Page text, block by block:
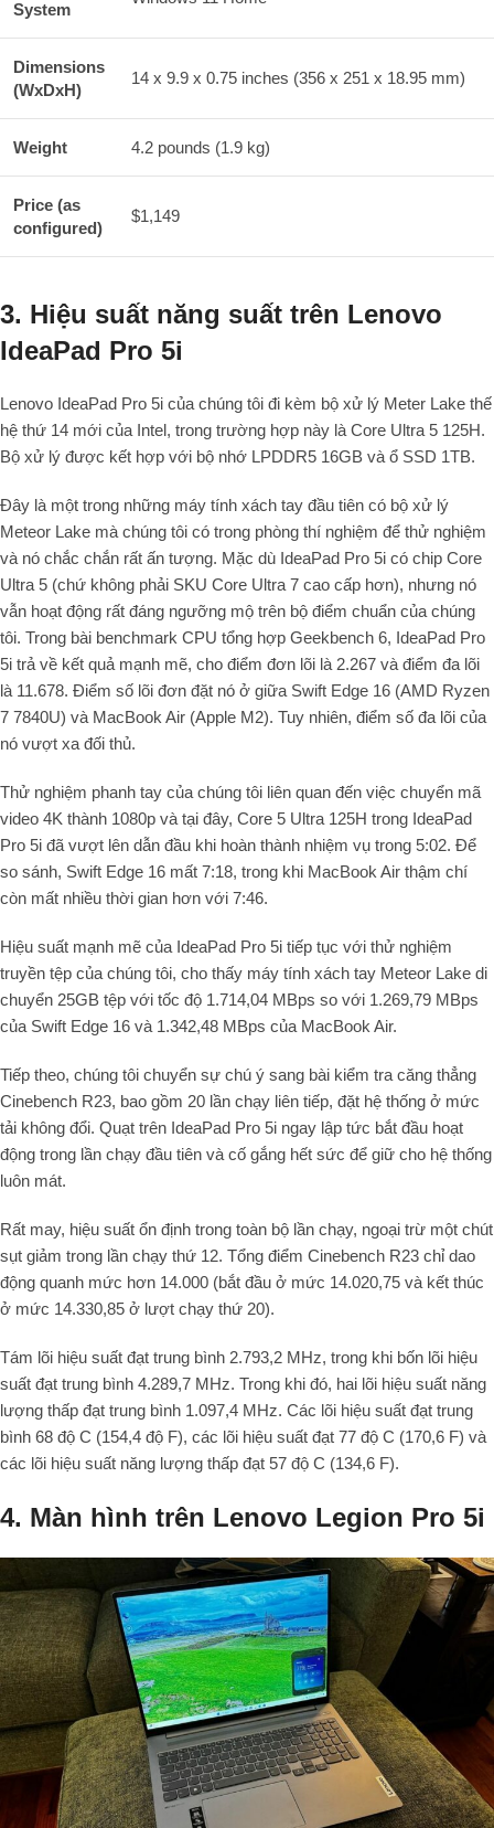
System
Dimensions
(WxDxH)
14 x 9.9 x 0.75 inches (356 x 251 x 18.95 mm)
Weight 4.2 pounds (1.9 kg)
Price (as
configured)
$1,149
​3. Hiệu suất năng suất trên Lenovo
IdeaPad Pro 5i
Lenovo IdeaPad Pro 5i của chúng tôi đi kèm bộ xử lý Meter Lake thế
hệ thứ 14 mới của Intel, trong trường hợp này là Core Ultra 5 125H.
Bộ xử lý được kết hợp với bộ nhớ LPDDR5 16GB và ổ SSD 1TB.
Đây là một trong những máy tính xách tay đầu tiên có bộ xử lý
Meteor Lake mà chúng tôi có trong phòng thí nghiệm để thử nghiệm
và nó chắc chắn rất ấn tượng. Mặc dù IdeaPad Pro 5i có chip Core
Ultra 5 (chứ không phải SKU Core Ultra 7 cao cấp hơn), nhưng nó
vẫn hoạt động rất đáng ngưỡng mộ trên bộ điểm chuẩn của chúng
tôi. Trong bài benchmark CPU tổng hợp Geekbench 6, IdeaPad Pro
5i trả về kết quả mạnh mẽ, cho điểm đơn lõi là 2.267 và điểm đa lõi
là 11.678. Điểm số lõi đơn đặt nó ở giữa Swift Edge 16 (AMD Ryzen
7 7840U) và MacBook Air (Apple M2). Tuy nhiên, điểm số đa lõi của
nó vượt xa đối thủ.
Thử nghiệm phanh tay của chúng tôi liên quan đến việc chuyển mã
video 4K thành 1080p và tại đây, Core 5 Ultra 125H trong IdeaPad
Pro 5i đã vượt lên dẫn đầu khi hoàn thành nhiệm vụ trong 5:02. Để
so sánh, Swift Edge 16 mất 7:18, trong khi MacBook Air thậm chí
còn mất nhiều thời gian hơn với 7:46.
Hiệu suất mạnh mẽ của IdeaPad Pro 5i tiếp tục với thử nghiệm
truyền tệp của chúng tôi, cho thấy máy tính xách tay Meteor Lake di
chuyển 25GB tệp với tốc độ 1.714,04 MBps so với 1.269,79 MBps
của Swift Edge 16 và 1.342,48 MBps của MacBook Air.
Tiếp theo, chúng tôi chuyển sự chú ý sang bài kiểm tra căng thẳng
Cinebench R23, bao gồm 20 lần chạy liên tiếp, đặt hệ thống ở mức
tải không đổi. Quạt trên IdeaPad Pro 5i ngay lập tức bắt đầu hoạt
động trong lần chạy đầu tiên và cố gắng hết sức để giữ cho hệ thống
luôn mát.
Rất may, hiệu suất ổn định trong toàn bộ lần chạy, ngoại trừ một chút
sụt giảm trong lần chạy thứ 12. Tổng điểm Cinebench R23 chỉ dao
động quanh mức hơn 14.000 (bắt đầu ở mức 14.020,75 và kết thúc
ở mức 14.330,85 ở lượt chạy thứ 20).
Tám lõi hiệu suất đạt trung bình 2.793,2 MHz, trong khi bốn lõi hiệu
suất đạt trung bình 4.289,7 MHz. Trong khi đó, hai lõi hiệu suất năng
lượng thấp đạt trung bình 1.097,4 MHz. Các lõi hiệu suất đạt trung
bình 68 độ C (154,4 độ F), các lõi hiệu suất đạt 77 độ C (170,6 F) và
các lõi hiệu suất năng lượng thấp đạt 57 độ C (134,6 F).
4. Màn hình trên Lenovo Legion Pro 5i